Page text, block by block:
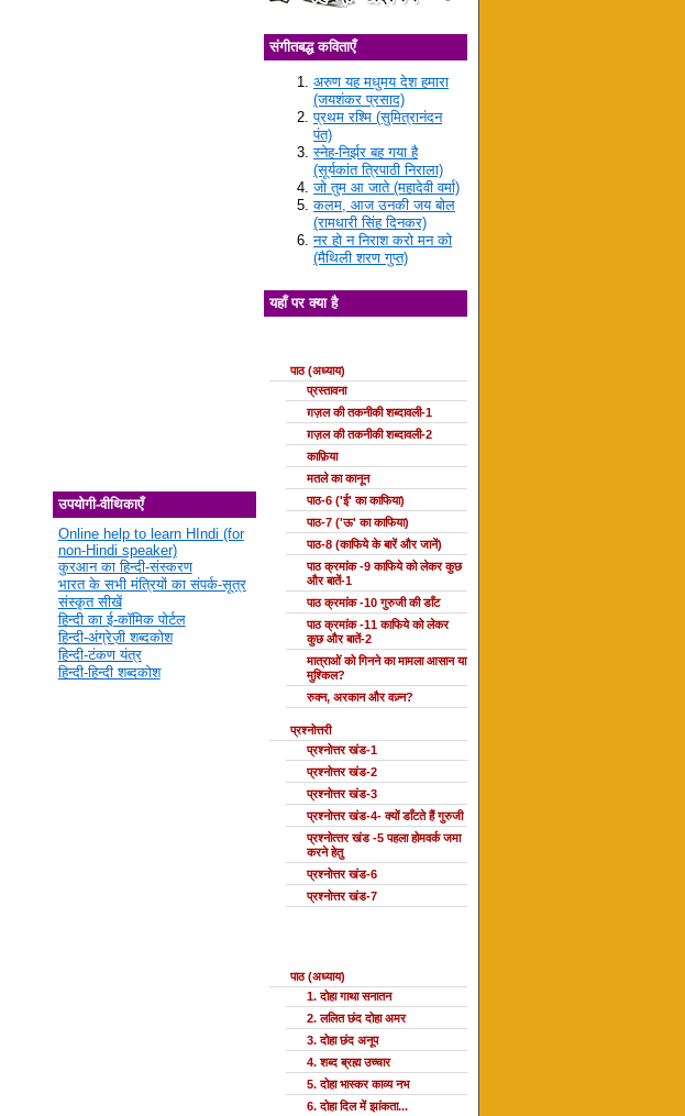
उपयोगी-वीथिकाएँ
Online help to learn HIndi (for
non-Hindi speaker)
कुरआन का हिन्दी-संस्करण
भारत के सभी मंत्रियों का संपर्क-सूत्र
संस्कृत सीखें
हिन्दी का ई-कॉमिक पोर्टल
हिन्दी-अंग्रेज़ी शब्दकोश
हिन्दी-टंकण यंत्र
हिन्दी-हिन्दी शब्दकोश
संगीतबद्ध कविताएँ
अरुण यह मधुमय देश हमारा
(जयशंकर प्रसाद)
प्रथम रश्मि (सुमित्रानंदन
पंत)
स्नेह-निर्झर बह गया है
(सूर्यकांत त्रिपाठी निराला)
जो तुम आ जाते (महादेवी वर्मा)
कलम, आज उनकी जय बोल
(रामधारी सिंह दिनकर)
नर हो न निराश करो मन को
(मैथिली शरण गुप्त)
यहाँ पर क्या है
पाठ (अध्याय)
प्रस्तावना
ग़ज़ल की तकनीकी शब्दावली-1
ग़ज़ल की तकनीकी शब्दावली-2
काफ़िया
मतले का कानून
पाठ-6 ('ई' का काफिया)
पाठ-7 ('ऊ' का काफिया)
पाठ-8 (काफिये के बारें और जानें)
पाठ क्रमांक -9 काफिये को लेकर कुछ
और बातें-1
पाठ क्रमांक -10 गुरुजी की डाँट
पाठ क्रमांक -11 काफिये को लेकर
कुछ और बातें-2
मात्राओं को गिनने का मामला आसान या
मुश्किल?
रुक्न, अरकान और वज़्न?
प्रश्नोत्तरी
प्रश्नोत्तर खंड-1
प्रश्नोत्तर खंड-2
प्रश्नोत्तर खंड-3
प्रश्नोत्तर खंड-4- क्यों डाँटते हैं गुरुजी
प्रश्‍नोत्‍तर खंड -5 पहला होमवर्क जमा
करने हेतु
प्रश्नोत्तर खंड-6
प्रश्नोत्तर खंड-7
पाठ (अध्याय)
1. दोहा गाथा सनातन
2. ललित छंद दोहा अमर
3. दोहा छंद अनूप
4. शब्द ब्रह्म उच्चार
5. दोहा भास्कर काव्य नभ
6. दोहा दिल में झांकता...